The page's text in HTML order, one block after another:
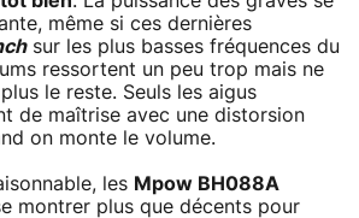
même si ces dernières
sur les plus basses fréquences du
ressortent un peu trop mais ne
le reste. Seuls les aigus
de maîtrise avec une distorsion
on monte le volume.
les Mpow BH088A
montrer plus que décents pour